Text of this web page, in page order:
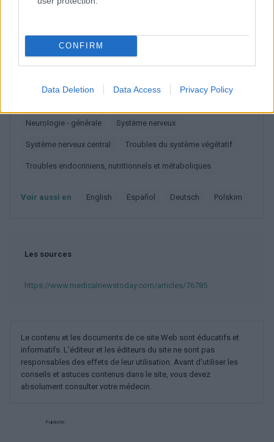
CONFIRM
Data Deletion Data Access Privacy Policy
Malabsorption intestinale Maladie cœliaque
Maladie viscérale [maladie cœliaque].
Neurologie - générale Système nerveux
Système nerveux central Troubles du système végétatif
Troubles endocriniens, nutritionnels et métaboliques
Voir aussi en english español deutsch polskim
Les sources
https://www.medicalnewstoday.com/articles/76785
Le contenu et les documents de ce site Web sont éducatifs et
informatifs. L'éditeur et les éditeurs du site ne sont pas
responsables des effets de leur utilisation. Avant d'utiliser les
conseils et astuces contenus dans le site, vous devez
absolument consulter votre médecin.
Publicité: